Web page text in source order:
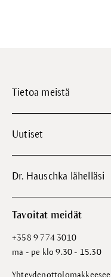
Tietoa meistä
Uutiset
Dr. Hauschka lähelläsi
Tavoitat meidät
+358 9 774 3010
ma - pe klo 9.30 - 15.30